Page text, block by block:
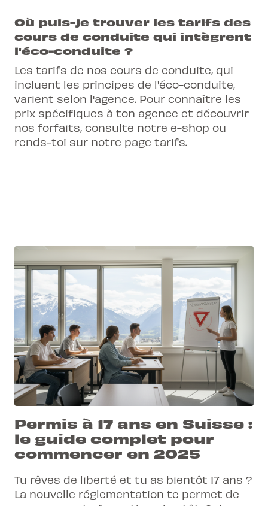
Où puis-je trouver les tarifs des
cours de conduite qui intègrent
l'éco-conduite ?
Les tarifs de nos cours de conduite, qui
incluent les principes de l'éco-conduite,
varient selon l'agence. Pour connaître les
prix spécifiques à ton agence et découvrir
nos forfaits, consulte notre e-shop ou
rends-toi sur notre page tarifs.
Permis à 17 ans en Suisse :
le guide complet pour
commencer en 2025
Tu rêves de liberté et tu as bientôt 17 ans ?
La nouvelle réglementation te permet de